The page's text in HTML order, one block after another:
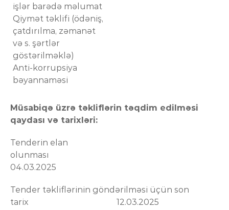
işlər barədə məlumat
Qiymət təklifi (ödəniş,
çatdırılma, zəmanət
və s. şərtlər
göstərilməklə)
Anti-korrupsiya
bəyannaməsi
Müsabiqə üzrə təkliflərin təqdim edilməsi
qaydası və tarixləri:
Tenderin elan
olunması
04.03.2025
Tender təkliflərinin göndərilməsi üçün son
tarix 12.03.2025